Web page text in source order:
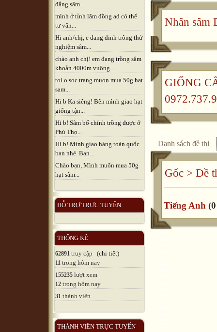
đẳng sâm...
mình ở tỉnh lâm đồng ad có thể
tư vấn...
Hi anh/chị, e đang đinh trông thử
nghiệm sâm...
chào anh chị! em đang trồng sâm
khoản 4000m vuông...
toi o soc trang muon mua 50g hat
sam...
Hi b Ka siêng! Bên mình giao hạt
giống tận...
Hi b! Sâm bố chính trồng được ở
Phú Thọ...
Hi b! Mình giao hàng toàn quốc
bạn nhé. Bạn...
Chào bạn, Mình muốn mua 50g
hạt sâm...
HỖ TRỢ TRỰC TUYẾN
THỐNG KÊ
62891 truy cập (chi tiết)
11 trong hôm nay
155235 lượt xem
12 trong hôm nay
31 thành viên
THÀNH VIÊN TRỰC TUYẾN
Nhân sâm
GIỐNG
Danh sách đề thi
Gốc > Đề
Tiếng Anh